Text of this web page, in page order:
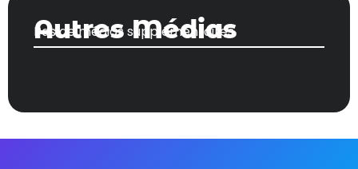
Autres Médias
Pas de médias supplémentaires.